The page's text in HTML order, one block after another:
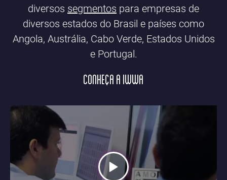
diversos segmentos para empresas de
diversos estados do Brasil e países como
Angola, Austrália, Cabo Verde, Estados Unidos
e Portugal.
CONHEÇA A IWWA